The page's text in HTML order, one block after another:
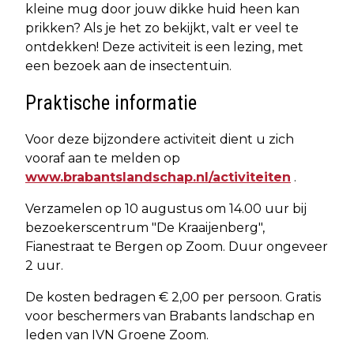
kleine mug door jouw dikke huid heen kan
prikken? Als je het zo bekijkt, valt er veel te
ontdekken! Deze activiteit is een lezing, met
een bezoek aan de insectentuin.
Praktische informatie
Voor deze bijzondere activiteit dient u zich
vooraf aan te melden op
www.brabantslandschap.nl/activiteiten .
Verzamelen op 10 augustus om 14.00 uur bij
bezoekerscentrum "De Kraaijenberg",
Fianestraat te Bergen op Zoom. Duur ongeveer
2 uur.
De kosten bedragen € 2,00 per persoon. Gratis
voor beschermers van Brabants landschap en
leden van IVN Groene Zoom.